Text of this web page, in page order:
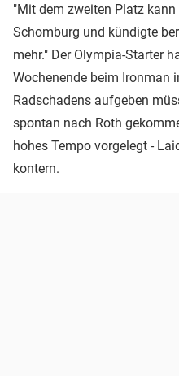
"Mit dem zweiten Platz
Schomburg und kündigte
mehr." Der Olympia-Starter
Wochenende beim Ironman
Radschadens aufgeben
spontan nach Roth
hohes Tempo vorgelegt -
kontern.